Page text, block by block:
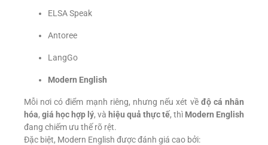
ELSA Speak
Antoree
LangGo
Modern English
Mỗi nơi có điểm mạnh riêng, nhưng nếu xét về độ cá nhân
hóa, giá học hợp lý, và hiệu quả thực tế, thì Modern English
đang chiếm ưu thế rõ rệt.
Đặc biệt, Modern English được đánh giá cao bởi: